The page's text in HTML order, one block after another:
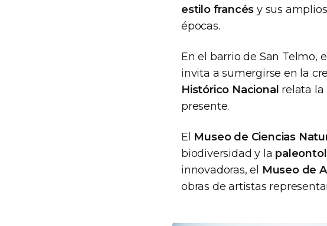
estilo francés y sus
épocas.
En el barrio de San Telmo, el
invita a sumergirse en la
Histórico Nacional relata la
presente.
El Museo de Ciencias
biodiversidad y la
innovadoras, el Museo de
obras de artistas